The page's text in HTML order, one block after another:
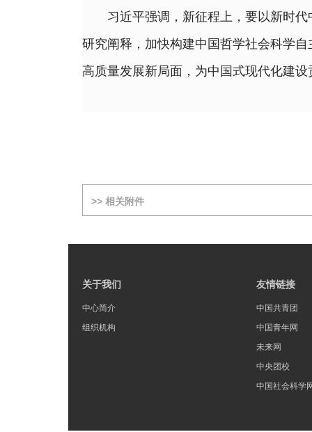
习近平强调，新征程上，要以新时代
研究阐释，加快构建中国哲学社会科学
高质量发展新局面，为中国式现代化建
>> 相关附件
关于我们
中心简介
组织机构
友情链接
中国共青团
中国青年网
未来网
中央团校
中国社会科学